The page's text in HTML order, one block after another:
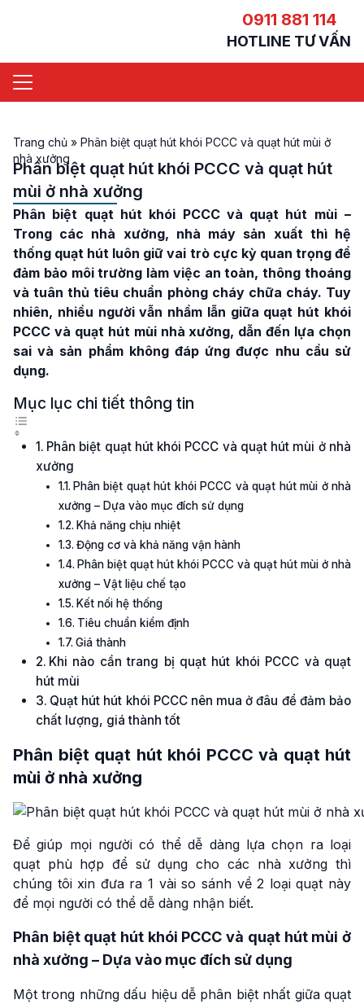
0911 881 114
HOTLINE TƯ VẤN
Trang chủ » Phân biệt quạt hút khói PCCC và quạt hút mùi ở
nhà xưởng
Phân biệt quạt hút khói PCCC và quạt hút
mùi ở nhà xưởng
Phân biệt quạt hút khói PCCC và quạt hút mùi –
Trong các nhà xưởng, nhà máy sản xuất thì hệ
thống quạt hút luôn giữ vai trò cực kỳ quan trọng để
đảm bảo môi trường làm việc an toàn, thông thoáng
và tuân thủ tiêu chuẩn phòng cháy chữa cháy. Tuy
nhiên, nhiều người vẫn nhầm lẫn giữa quạt hút khói
PCCC và quạt hút mùi nhà xưởng, dẫn đến lựa chọn
sai và sản phẩm không đáp ứng được nhu cầu sử
dụng.
Mục lục chi tiết thông tin
Phân biệt quạt hút khói PCCC và quạt hút mùi ở nhà
xưởng
Phân biệt quạt hút khói PCCC và quạt hút mùi ở nhà
xưởng – Dựa vào mục đích sử dụng
Khả năng chịu nhiệt
Động cơ và khả năng vận hành
Phân biệt quạt hút khói PCCC và quạt hút mùi ở nhà
xưởng – Vật liệu chế tạo
Kết nối hệ thống
Tiêu chuẩn kiểm định
Giá thành
Khi nào cần trang bị quạt hút khói PCCC và quạt
hút mùi
Quạt hút hút khói PCCC nên mua ở đâu để đảm bảo
chất lượng, giá thành tốt
Phân biệt quạt hút khói PCCC và quạt hút
mùi ở nhà xưởng
Để giúp mọi người có thể dễ dàng lựa chọn ra loại
quạt phù hợp để sử dụng cho các nhà xưởng thì
chúng tôi xin đưa ra 1 vài so sánh về 2 loại quạt này
để mọi người có thể dễ dàng nhận biết.
Phân biệt quạt hút khói PCCC và quạt hút mùi ở
nhà xưởng – Dựa vào mục đích sử dụng
Một trong những dấu hiệu dễ phân biệt nhất giữa quạt